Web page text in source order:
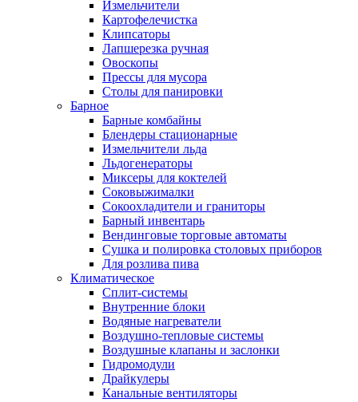
Измельчители
Картофелечистка
Клипсаторы
Лапшерезка ручная
Овоскопы
Прессы для мусора
Столы для панировки
Барное
Барные комбайны
Блендеры стационарные
Измельчители льда
Льдогенераторы
Миксеры для коктелей
Соковыжималки
Сокоохладители и граниторы
Барный инвентарь
Вендинговые торговые автоматы
Сушка и полировка столовых приборов
Для розлива пива
Климатическое
Сплит-системы
Внутренние блоки
Водяные нагреватели
Воздушно-тепловые системы
Воздушные клапаны и заслонки
Гидромодули
Драйкулеры
Канальные вентиляторы